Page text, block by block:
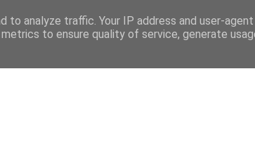
analyze traffic. Your IP address and user-agent
to ensure quality of service, generate